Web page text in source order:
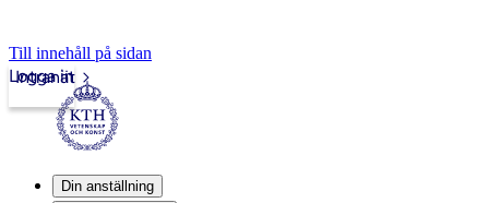
Till innehåll på sidan
Intranät
Logga in
Din anställning